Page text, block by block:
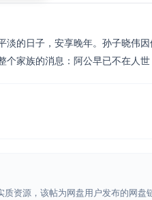
淡的日子，安享晚年。孙子晓伟
个家族的消息：阿公早已不在人
质资源，该帖为网盘用户发布的网